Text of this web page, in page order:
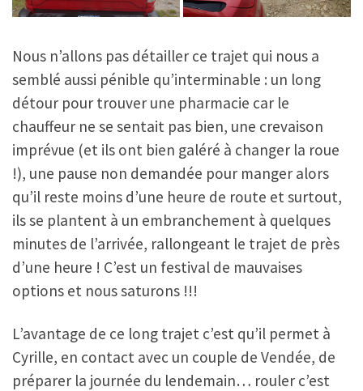
Nous n’allons pas détailler ce trajet qui nous a
semblé aussi pénible qu’interminable : un long
détour pour trouver une pharmacie car le
chauffeur ne se sentait pas bien, une crevaison
imprévue (et ils ont bien galéré à changer la roue
!), une pause non demandée pour manger alors
qu’il reste moins d’une heure de route et surtout,
ils se plantent à un embranchement à quelques
minutes de l’arrivée, rallongeant le trajet de près
d’une heure ! C’est un festival de mauvaises
options et nous saturons !!!
L’avantage de ce long trajet c’est qu’il permet à
Cyrille, en contact avec un couple de Vendée, de
préparer la journée du lendemain… rouler c’est